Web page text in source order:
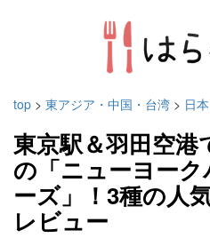
top > 東アジア・中国・台湾 > 日本
東京駅＆羽田空港
の「ニューヨー
ーズ」！3種の人
レビュー